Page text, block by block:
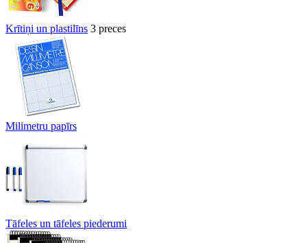
Krītiņi un plastilīns 3 preces
Milimetru papīrs
Tāfeles un tāfeles piederumi